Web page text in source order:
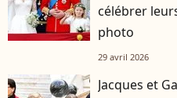
célébrer
photo
29 avril 2026
Jacques et